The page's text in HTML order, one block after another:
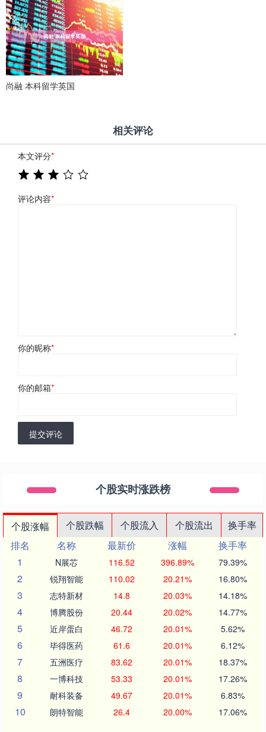
尚融 本科留学英国
相关评论
本文评分*
评论内容*
你的昵称*
你的邮箱*
提交评论
个股实时涨跌榜
个股涨幅 个股跌幅 个股流入 个股流出
换手率
排名
名称 最新价 涨幅
换手率
1
N展芯 116.52 396.89% 79.39%
2 锐翔智能 110.02 20.21% 16.80%
3 志特新材 14.8 20.03% 14.18%
4 博腾股份 20.44 20.02% 14.77%
5 近岸蛋白 46.72 20.01% 5.62%
6 毕得医药 61.6 20.01% 6.12%
7 五洲医疗 83.62 20.01% 18.37%
8 一博科技 53.33 20.01% 17.26%
9 耐科装备 49.67 20.01% 6.83%
10 朗特智能 26.4 20.00% 17.06%